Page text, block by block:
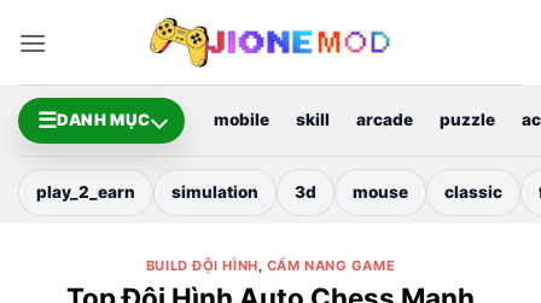
qua
dung
☰DANH MỤC mobile skill arcade puzzle
play_2_earn simulation 3d mouse classic
BUILD ĐỘI HÌNH, CẨM NANG GAME